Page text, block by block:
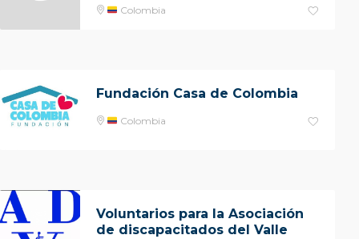
Colombia
Fundación Casa de Colombia
Colombia
Voluntarios para la Asociación
de discapacitados del Valle